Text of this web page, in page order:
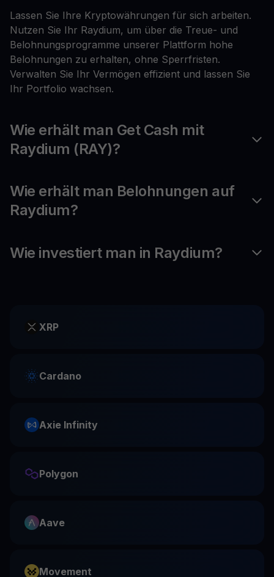
Lassen Sie Ihre Kryptowährungen für sich arbeiten.
Nutzen Sie Ihr Raydium, um über die Treue- und
Belohnungsprogramme unserer Plattform hohe
Belohnungen zu erhalten, ohne Sperrfristen.
Verwalten Sie Ihr Vermögen effizient und lassen Sie
Ihr Portfolio wachsen.
Wie erhält man Get Cash mit
Raydium (RAY)?
Wie erhält man Belohnungen auf
Raydium?
Wie investiert man in Raydium?
XRP
Cardano
Axie Infinity
Polygon
Aave
Movement